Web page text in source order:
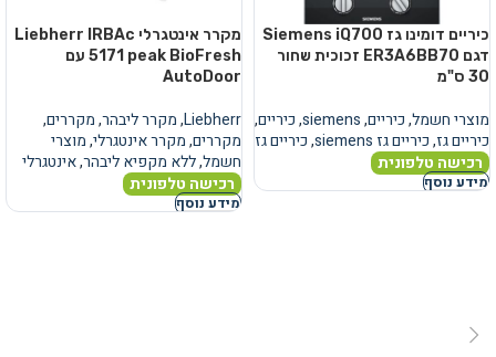
כיריים דומינו גז Siemens iQ700
דגם ER3A6BB70 זכוכית שחור
30 ס"מ
מוצרי חשמל,כיריים,
siemens
,כיריים,
כיריים גז,כיריים גז siemens ,כיריים גז
רכישה טלפונית
מידע נוסף
מקרר אינטגרלי Liebherr IRBAc
5171 peak BioFresh עם
AutoDoor
Liebherr
,מקרר ליבהר,מקררים,
מקררים,מקרר אינטגרלי,מוצרי
חשמל,ללא מקפיא ליבהר,אינטגרלי
רכישה טלפונית
מידע נוסף